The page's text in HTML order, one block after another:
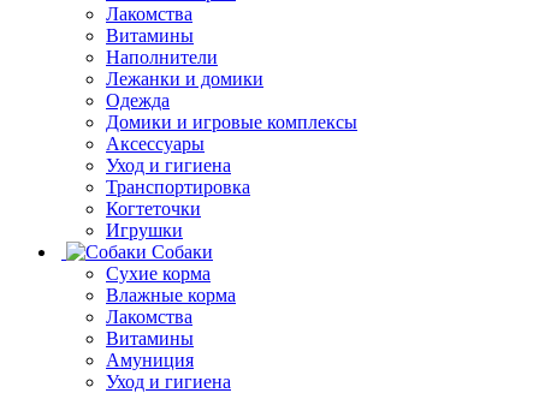
Лакомства
Витамины
Наполнители
Лежанки и домики
Одежда
Домики и игровые комплексы
Аксессуары
Уход и гигиена
Транспортировка
Когтеточки
Игрушки
Собаки
Сухие корма
Влажные корма
Лакомства
Витамины
Амуниция
Уход и гигиена